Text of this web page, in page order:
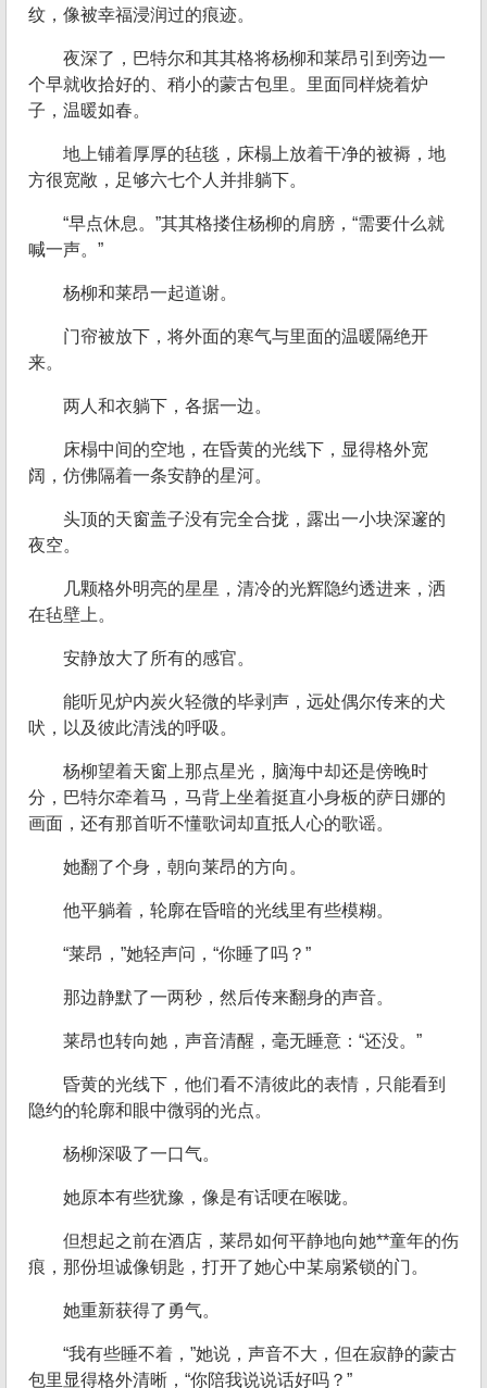
纹，像被幸福浸润过的痕迹。
夜深了，巴特尔和其其格将杨柳和莱昂引到旁边一
个早就收拾好的、稍小的蒙古包里。里面同样烧着炉
子，温暖如春。
地上铺着厚厚的毡毯，床榻上放着干净的被褥，地
方很宽敞，足够六七个人并排躺下。
“早点休息。”其其格搂住杨柳的肩膀，“需要什么就
喊一声。”
杨柳和莱昂一起道谢。
门帘被放下，将外面的寒气与里面的温暖隔绝开
来。
两人和衣躺下，各据一边。
床榻中间的空地，在昏黄的光线下，显得格外宽
阔，仿佛隔着一条安静的星河。
头顶的天窗盖子没有完全合拢，露出一小块深邃的
夜空。
几颗格外明亮的星星，清冷的光辉隐约透进来，洒
在毡壁上。
安静放大了所有的感官。
能听见炉内炭火轻微的毕剥声，远处偶尔传来的犬
吠，以及彼此清浅的呼吸。
杨柳望着天窗上那点星光，脑海中却还是傍晚时
分，巴特尔牵着马，马背上坐着挺直小身板的萨日娜的
画面，还有那首听不懂歌词却直抵人心的歌谣。
她翻了个身，朝向莱昂的方向。
他平躺着，轮廓在昏暗的光线里有些模糊。
“莱昂，”她轻声问，“你睡了吗？”
那边静默了一两秒，然后传来翻身的声音。
莱昂也转向她，声音清醒，毫无睡意：“还没。”
昏黄的光线下，他们看不清彼此的表情，只能看到
隐约的轮廓和眼中微弱的光点。
杨柳深吸了一口气。
她原本有些犹豫，像是有话哽在喉咙。
但想起之前在酒店，莱昂如何平静地向她**童年的伤
痕，那份坦诚像钥匙，打开了她心中某扇紧锁的门。
她重新获得了勇气。
“我有些睡不着，”她说，声音不大，但在寂静的蒙古
包里显得格外清晰，“你陪我说说话好吗？”